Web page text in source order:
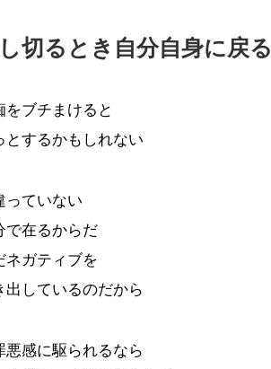
切るとき自分自身に戻る
をブチまけると
とするかもしれない
っていない
で在るからだ
ネガティブを
出しているのだから
悪感に駆られるなら